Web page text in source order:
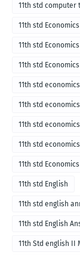
11th std computer
11th std Economics
11th std
11th std
11th std
11th std
English medium-
11th std
11th std
11th std
11th std English
11th std english
11th std English
11th Std english II